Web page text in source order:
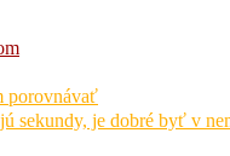
porovnávať
sekundy, je dobré byť v